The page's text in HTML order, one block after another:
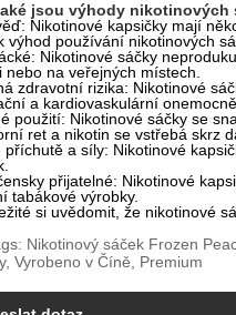
jsou výhody nikotinových
Nikotinové kapsičky mají
výhod používání nikotinových
Nikotinové sáčky
nebo na veřejných místech.
zdravotní rizika: Nikotinové
a kardiovaskulární
použití: Nikotinové sáčky se
ret a nikotin se vstřebá skrz
příchutě a síly: Nikotinové
přijatelné: Nikotinové
tabákové výrobky.
si uvědomit, že nikotinové
Nikotinový sáček Frozen
Vyrobeno v Číně, Premium